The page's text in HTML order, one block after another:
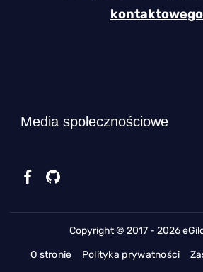
kontaktowego
Media społecznościowe
Copyright © 2017 - 2026
O stronie
Polityka prywatności